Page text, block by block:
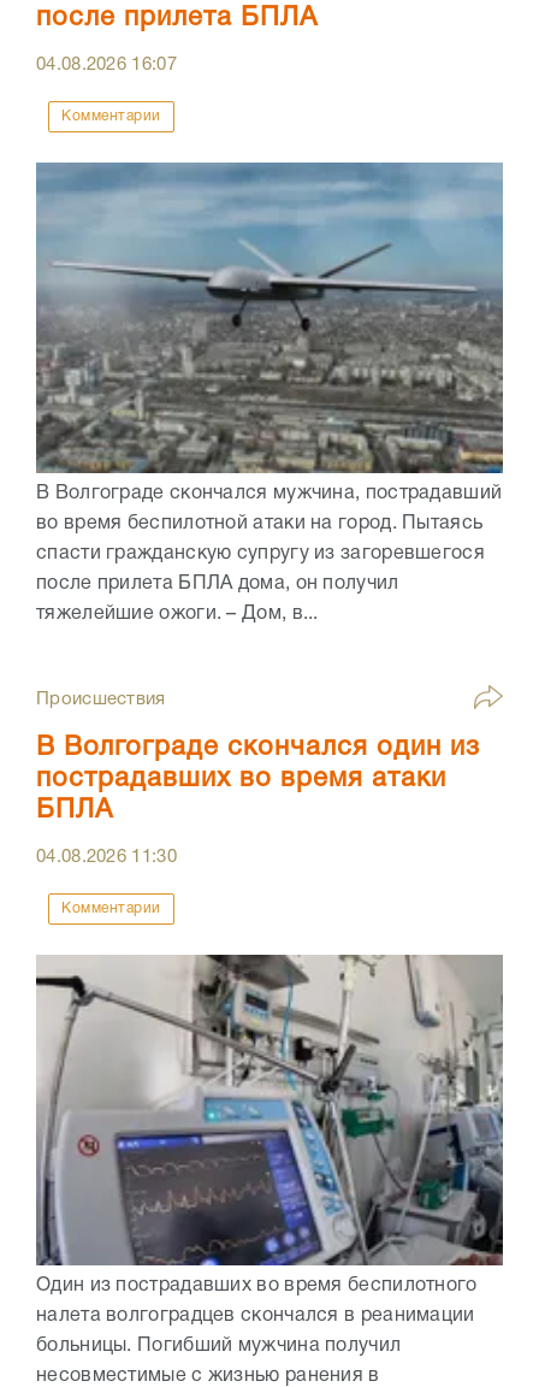
после прилета БПЛА
04.08.2026 16:07
Комментарии
В Волгограде скончался мужчина, пострадавший
во время беспилотной атаки на город. Пытаясь
спасти гражданскую супругу из загоревшегося
после прилета БПЛА дома, он получил
тяжелейшие ожоги. – Дом, в...
Происшествия
В Волгограде скончался один из
пострадавших во время атаки
БПЛА
04.08.2026 11:30
Комментарии
Один из пострадавших во время беспилотного
налета волгоградцев скончался в реанимации
больницы. Погибший мужчина получил
несовместимые с жизнью ранения в